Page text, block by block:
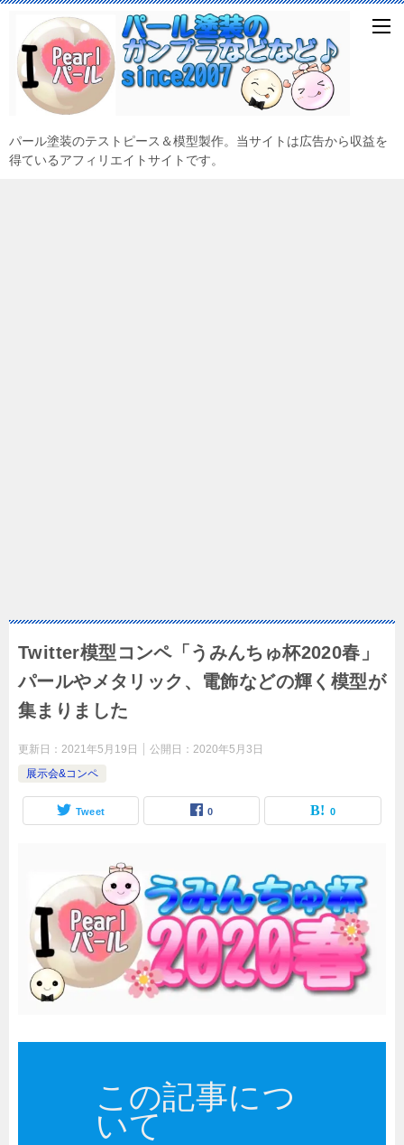
パール塗装のテストピース＆模型製作。当サイトは広告から収益を
得ているアフィリエイトサイトです。
Twitter模型コンペ「うみんちゅ杯2020春」
パールやメタリック、電飾などの輝く模型が
集まりました
更新日： 2021年5月19日 公開日： 2020年5月3日
展示会&コンペ
Tweet 0 0
この記事につ
いて